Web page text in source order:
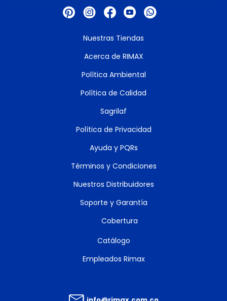
Nuestras Tiendas
Acerca de RIMAX
Política Ambiental
Política de Calidad
Sagrilaf
Política de Privacidad
Ayuda y PQRs
Términos y Condiciones
Nuestros Distribuidores
Soporte y Garantía
Cobertura
Catálogo
Empleados Rimax